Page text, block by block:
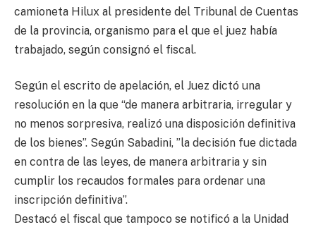
camioneta Hilux al presidente del Tribunal de Cuentas
de la provincia, organismo para el que el juez había
trabajado, según consignó el fiscal.
Según el escrito de apelación, el Juez dictó una
resolución en la que “de manera arbitraria, irregular y
no menos sorpresiva, realizó una disposición definitiva
de los bienes”. Según Sabadini, ”la decisión fue dictada
en contra de las leyes, de manera arbitraria y sin
cumplir los recaudos formales para ordenar una
inscripción definitiva”.
Destacó el fiscal que tampoco se notificó a la Unidad